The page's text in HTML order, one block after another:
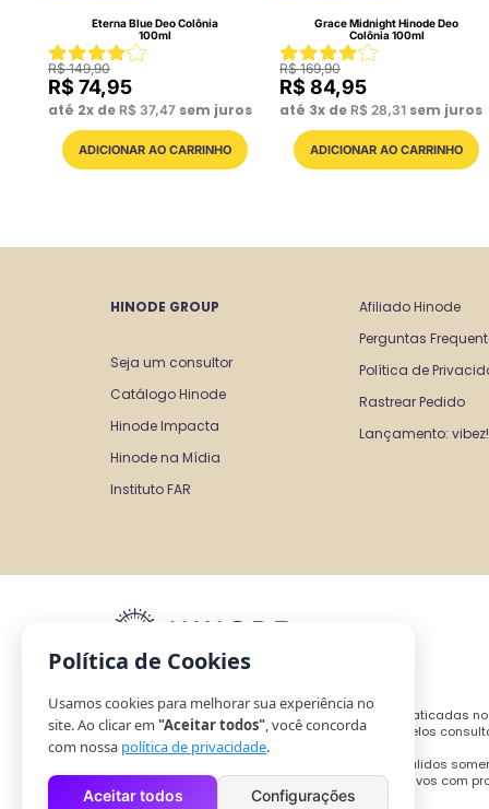
Eterna Blue Deo Colônia
100ml
R$ 149,90
R$ 74,95
até 2x de R$ 37,47 sem juros
Grace Midnight Hinode Deo
Colônia 100ml
R$ 169,90
R$ 84,95
até 3x de R$ 28,31 sem juros
HINODE GROUP
Seja um consultor
Catálogo Hinode
Hinode Impacta
Hinode na Mídia
Instituto FAR
Afiliado Hinode
Perguntas
Política de
Rastrear Pedido
Lançamento:
As regras, ofertas e condições de pagamento praticadas
benefícios divergirem dos que são praticados pelos
Todas as promoções, descontos e preços são válidos
origem ou ações promocionais não são cumulativos com
Política de Cookies
Usamos cookies para melhorar sua experiência no
site. Ao clicar em "Aceitar todos", você concorda
com nossa política de privacidade.
Aceitar todos Configurações